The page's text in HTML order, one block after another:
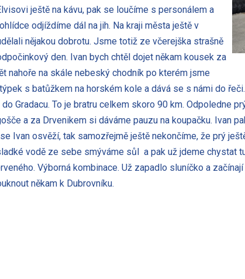
ještě na kávu, pak se loučíme s personálem a
odjíždíme dál na jih. Na kraji města ještě v
nějakou dobrotu. Jsme totiž ze včerejška strašně
den. Ivan bych chtěl dojet někam kousek za
nahoře na skále nebeský chodník po kterém jsme
s batůžkem na horském kole a dává se s námi do
Gradacu. To je bratru celkem skoro 90 km. Odpoledne
a za Drvenikem si dáváme pauzu na koupačku. Ivan
Ivan osvěží, tak samozřejmě ještě nekončíme, že prý
vodě ze sebe smýváme sůl a pak už jdeme chystat
Výborná kombinace. Už zapadlo sluníčko a
někam k Dubrovníku.